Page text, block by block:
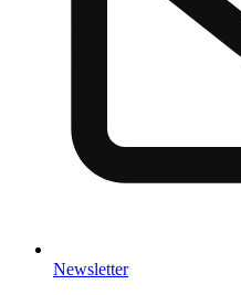
Newsletter